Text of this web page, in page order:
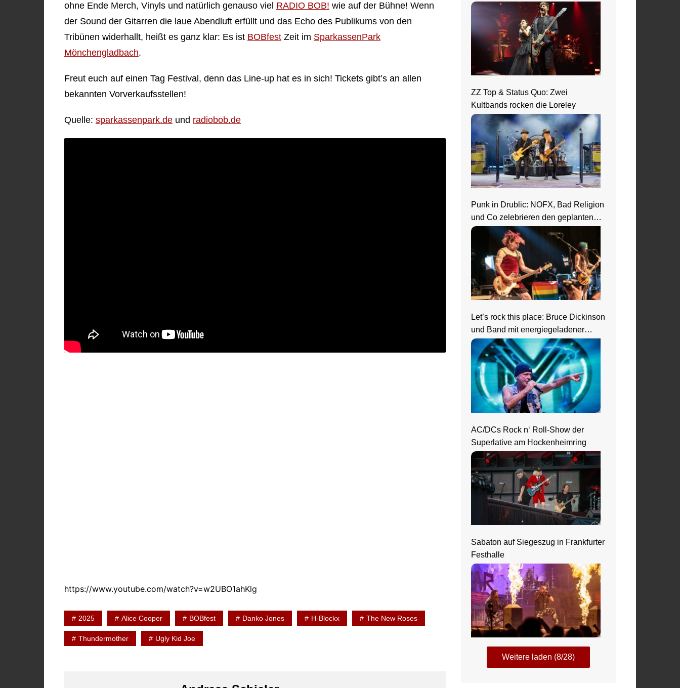
ohne Ende Merch, Vinyls und natürlich genauso viel RADIO BOB! wie auf der Bühne! Wenn
der Sound der Gitarren die laue Abendluft erfüllt und das Echo des Publikums von den
Tribünen widerhallt, heißt es ganz klar: Es ist BOBfest Zeit im SparkassenPark
Mönchengladbach.
Freut euch auf einen Tag Festival, denn das Line-up hat es in sich! Tickets gibt’s an allen
bekannten Vorverkaufsstellen!
Quelle: sparkassenpark.de und radiobob.de
https://www.youtube.com/watch?v=w2UBO1ahKlg
2025 Alice Cooper BOBfest Danko Jones H-Blockx The New Roses
Thundermother Ugly Kid Joe
Jahrhunderthalle
ZZ Top & Status Quo: Zwei
Kultbands rocken die Loreley
Punk in Drublic: NOFX, Bad Religion
und Co zelebrieren den geplanten
Ausnahmezustand
Let’s rock this place: Bruce Dickinson
und Band mit energiegeladener
Show beim Zeltfestival Rhein-Neckar
AC/DCs Rock n‘ Roll-Show der
Superlative am Hockenheimring
Sabaton auf Siegeszug in Frankfurter
Festhalle
Weitere laden (8/28)